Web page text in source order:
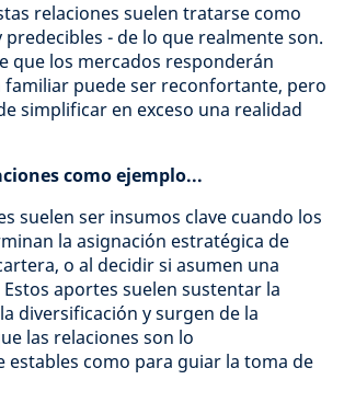
relaciones suelen tratarse como
predecibles - de lo que realmente son.
que los mercados responderán
puede ser reconfortante, pero
simplificar en exceso una realidad
como ejemplo...
suelen ser insumos clave cuando los
la asignación estratégica de
o al decidir si asumen una
aportes suelen sustentar la
diversificación y surgen de la
las relaciones son lo
estables como para guiar la toma de